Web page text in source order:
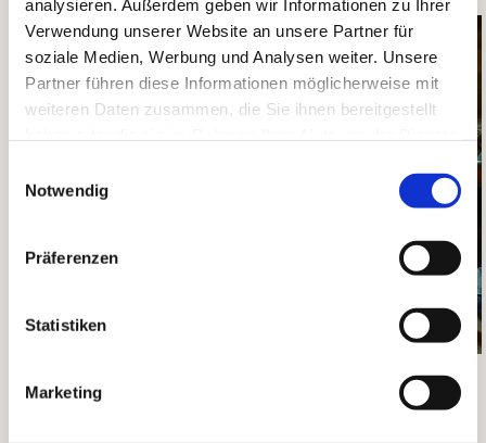
analysieren. Außerdem geben wir Informationen zu Ihrer
Verwendung unserer Website an unsere Partner für
soziale Medien, Werbung und Analysen weiter. Unsere
Partner führen diese Informationen möglicherweise mit
weiteren Daten zusammen, die Sie ihnen bereitgestellt
Notwendig
Präferenzen
Statistiken
Marketing
Ein Chor überraschte die Gruppe mit einem